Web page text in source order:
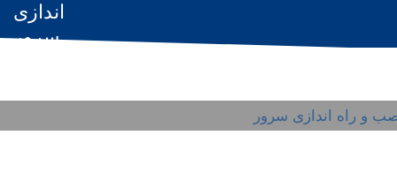
اندازی
سرور